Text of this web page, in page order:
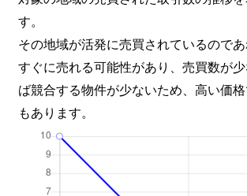
す。
その地域が活発に売買されているので
すぐに売れる可能性があり、売買数が
ば競合する物件が少ないため、高い価
もあります。